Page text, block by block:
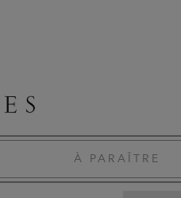
À PARAÎTRE